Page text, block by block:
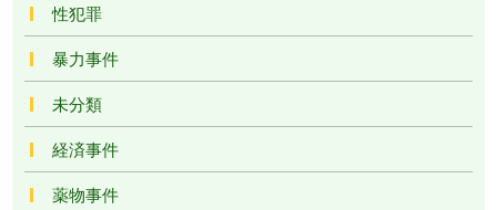
性犯罪
暴力事件
未分類
経済事件
薬物事件